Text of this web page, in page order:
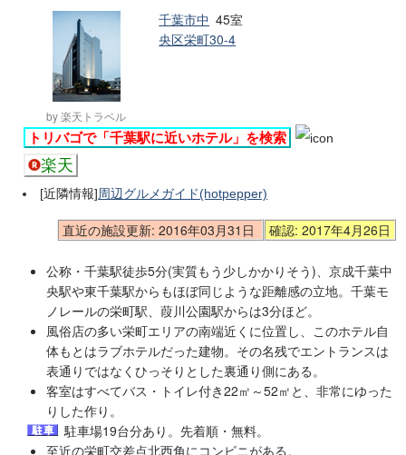
by 楽天トラベル
45室
千葉市中
央区栄町30-4
トリバゴで「千葉駅に近いホテル」を検索
楽天
[近隣情報]周辺グルメガイド(hotpepper)
直近の施設更新: 2016年03月31日 確認: 2017年4月26日
公称・千葉駅徒歩5分(実質もう少しかかりそう)、京成千葉中
央駅や東千葉駅からもほぼ同じような距離感の立地。千葉モ
ノレールの栄町駅、葭川公園駅からは3分ほど。
風俗店の多い栄町エリアの南端近くに位置し、このホテル自
体もとはラブホテルだった建物。その名残でエントランスは
表通りではなくひっそりとした裏通り側にある。
客室はすべてバス・トイレ付き22㎡～52㎡と、非常にゆった
りした作り。
駐車場19台分あり。先着順・無料。
至近の栄町交差点北西角にコンビニがある。